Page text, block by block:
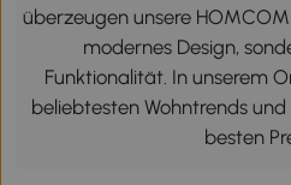
überzeugen unsere
modernes Design,
Funktionalität. In unserem
beliebtesten Wohntrends
besten